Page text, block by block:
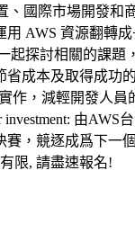
、國際市場開發和
用 AWS 資源翻轉
起探討相關的課題
省成本及取得成功
作，減輕開發人員
由AWS
賽，競逐成爲下一
限, 請盡速報名!